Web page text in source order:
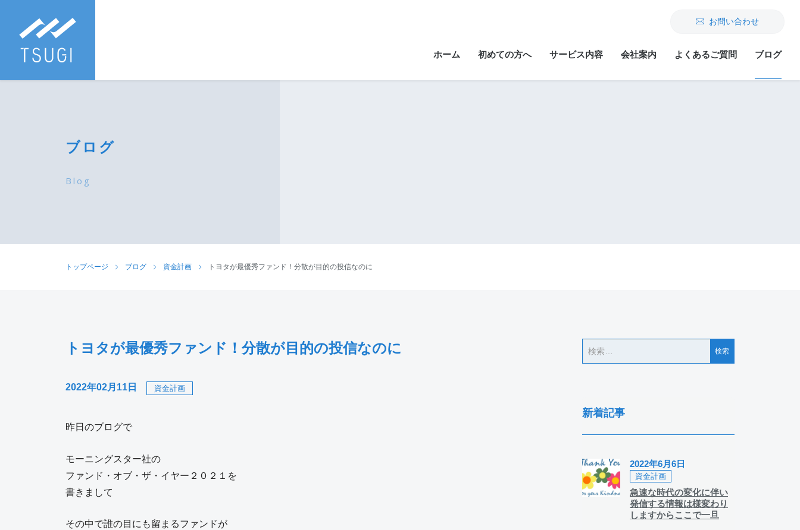
ホーム 初めての方へ サービス内容 会社案内 よくあるご質問 ブログ
お問い合わせ
ブログ
Blog
トップページ ブログ 資金計画 トヨタが最優秀ファンド！分散が目的の投信なのに
トヨタが最優秀ファンド！分散が目的の投信なのに
2022年02月11日 資金計画
昨日のブログで
モーニングスター社の
ファンド・オブ・ザ・イヤー２０２１を
書きまして
その中で誰の目にも留まるファンドが
新着記事
急速な時代の変化に伴い
発信する情報は様変わり
しますからここで一旦
資金計画
2022年6月6日